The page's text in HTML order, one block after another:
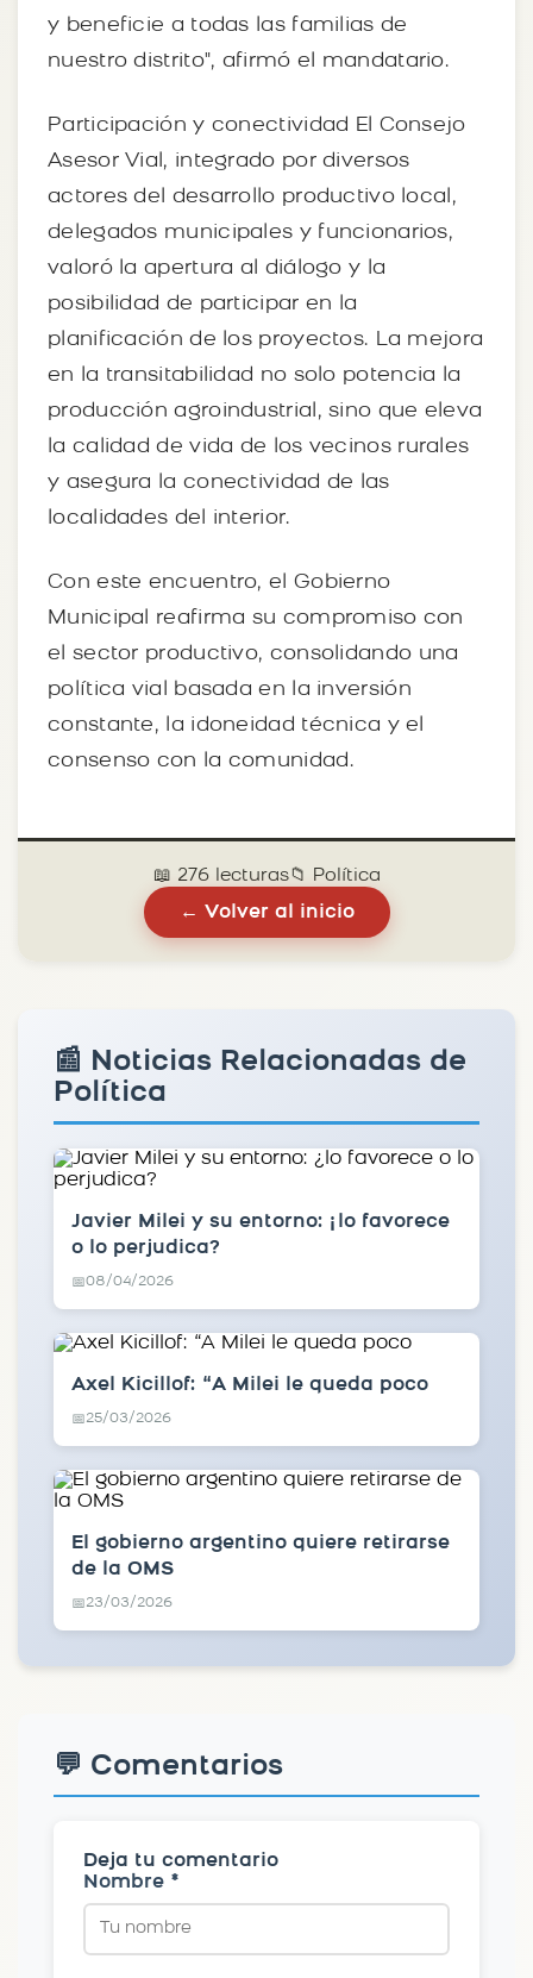
y beneficie a todas las familias de
nuestro distrito", afirmó el mandatario.
Participación y conectividad El Consejo
Asesor Vial, integrado por diversos
actores del desarrollo productivo local,
delegados municipales y funcionarios,
valoró la apertura al diálogo y la
posibilidad de participar en la
planificación de los proyectos. La mejora
en la transitabilidad no solo potencia la
producción agroindustrial, sino que eleva
la calidad de vida de los vecinos rurales
y asegura la conectividad de las
localidades del interior.
Con este encuentro, el Gobierno
Municipal reafirma su compromiso con
el sector productivo, consolidando una
política vial basada en la inversión
constante, la idoneidad técnica y el
consenso con la comunidad.
📖 276 lecturas📁 Política
← Volver al inicio
📰 Noticias Relacionadas de
Política
Javier Milei y su entorno: ¿lo favorece
o lo perjudica?
📅08/04/2026
Axel Kicillof: “A Milei le queda poco
📅25/03/2026
El gobierno argentino quiere retirarse
de la OMS
📅23/03/2026
💬 Comentarios
Deja tu comentario
Nombre *